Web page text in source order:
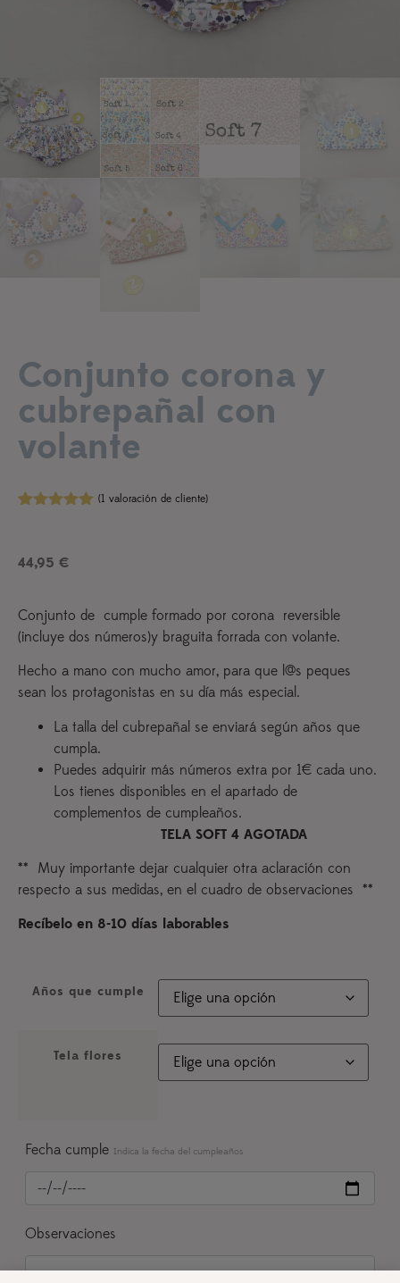
Añadir a lista de deseos
Conjunto corona y
cubrepañal con
volante
avaloración
(1 valoración de cliente)
44,95 €
Conjunto de cumple formado por corona reversible
(incluye dos números)y braguita forrada con volante.
Hecho a mano con mucho amor, para que l@s peques
sean los protagonistas en su día más especial.
La talla del cubrepañal se enviará según años que
cumpla.
Puedes adquirir más números extra por 1€ cada uno.
Los tienes disponibles en el apartado de
complementos de cumpleaños.
TELA SOFT 4 AGOTADA
** Muy importante dejar cualquier otra aclaración con
respecto a sus medidas, en el cuadro de observaciones **
Recíbelo en 8-10 días laborables
Años que cumple
Tela flores
Fecha cumple Indica la fecha del cumpleaños
Observaciones